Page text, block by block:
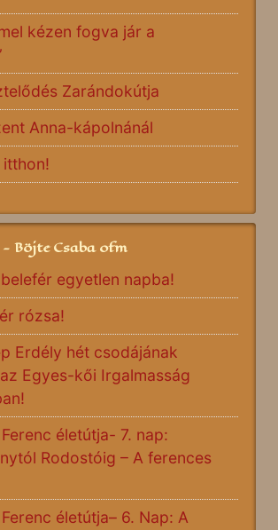
kézen fogva jár a
Zarándokútja
Anna-kápolnánál
itthon!
Böjte Csaba ofm
egyetlen napba!
rózsa!
Erdély hét csodájának
Egyes-kői Irgalmasság
életútja- 7. nap:
Rodostóig – A ferences
életútja– 6. Nap: A